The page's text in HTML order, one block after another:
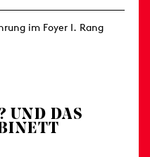
im Foyer I. Rang
UND DAS